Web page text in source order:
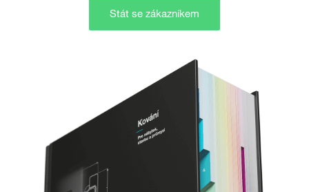
Stát se zákazníkem